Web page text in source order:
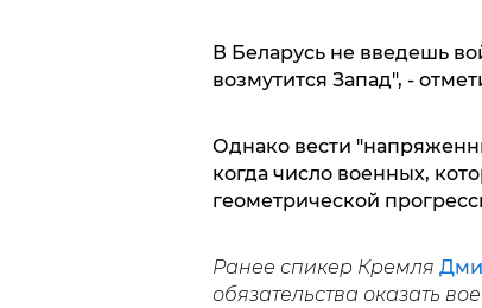
В Беларусь не введешь
возмутится Запад", -
Однако вести
когда число военных,
геометрической
Ранее спикер Кремля
обязательства оказать